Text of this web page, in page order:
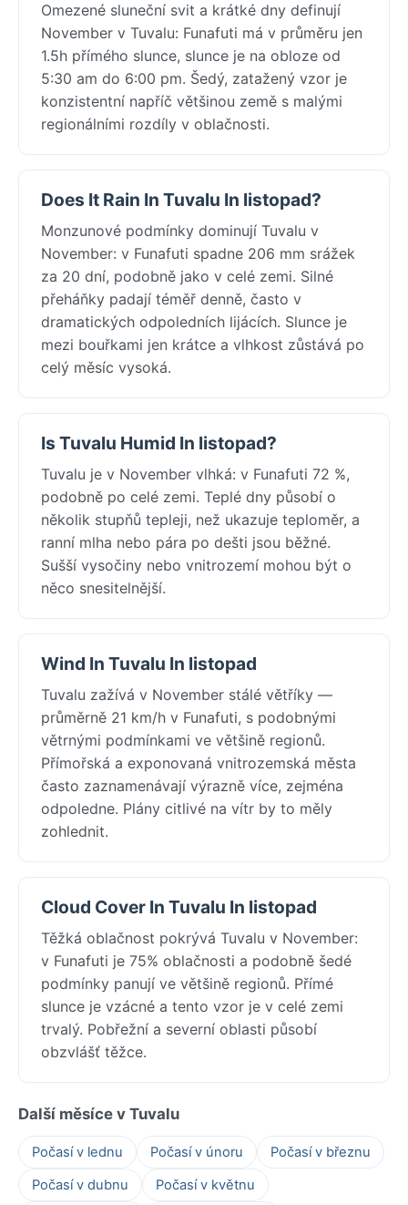
Omezené sluneční svit a krátké dny definují
November v Tuvalu: Funafuti má v průměru jen
1.5h přímého slunce, slunce je na obloze od
5:30 am do 6:00 pm. Šedý, zatažený vzor je
konzistentní napříč většinou země s malými
regionálními rozdíly v oblačnosti.
Does It Rain In Tuvalu In listopad?
Monzunové podmínky dominují Tuvalu v
November: v Funafuti spadne 206 mm srážek
za 20 dní, podobně jako v celé zemi. Silné
přeháňky padají téměř denně, často v
dramatických odpoledních lijácích. Slunce je
mezi bouřkami jen krátce a vlhkost zůstává po
celý měsíc vysoká.
Is Tuvalu Humid In listopad?
Tuvalu je v November vlhká: v Funafuti 72 %,
podobně po celé zemi. Teplé dny působí o
několik stupňů tepleji, než ukazuje teploměr, a
ranní mlha nebo pára po dešti jsou běžné.
Sušší vysočiny nebo vnitrozemí mohou být o
něco snesitelnější.
Wind In Tuvalu In listopad
Tuvalu zažívá v November stálé větříky —
průměrně 21 km/h v Funafuti, s podobnými
větrnými podmínkami ve většině regionů.
Přímořská a exponovaná vnitrozemská města
často zaznamenávají výrazně více, zejména
odpoledne. Plány citlivé na vítr by to měly
zohlednit.
Cloud Cover In Tuvalu In listopad
Těžká oblačnost pokrývá Tuvalu v November:
v Funafuti je 75% oblačnosti a podobně šedé
podmínky panují ve většině regionů. Přímé
slunce je vzácné a tento vzor je v celé zemi
trvalý. Pobřežní a severní oblasti působí
obzvlášť těžce.
Další měsíce v Tuvalu
Počasí v lednu Počasí v únoru
Počasí v březnu
Počasí v dubnu
Počasí v květnu